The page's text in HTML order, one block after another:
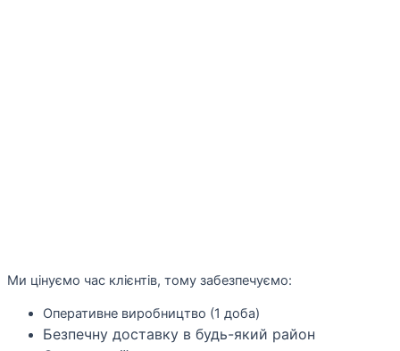
Ми цінуємо час клієнтів, тому забезпечуємо:
Оперативне виробництво (1 доба)
Безпечну доставку в будь-який район